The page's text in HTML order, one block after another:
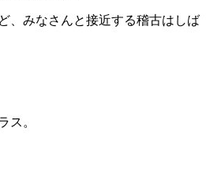
、みなさんと接近する稽古はしば
ス。